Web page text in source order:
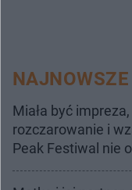
Miała być
rozczarowanie i
Peak Festiwal nie